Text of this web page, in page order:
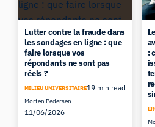
Lutter contre la fraude dans
les sondages en ligne : que
faire lorsque vos
répondants ne sont pas
réels ?
MILIEU UNIVERSITAIRE19 min read
Morten Pedersen
11/06/2026
: